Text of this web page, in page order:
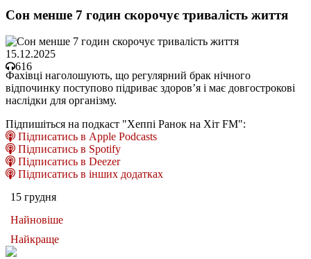
Сон менше 7 годин скорочує тривалість життя
15.12.2025
616
Фахівці наголошують, що регулярний брак нічного
відпочинку поступово підриває здоров’я і має довгострокові
наслідки для організму.
Підпишіться на подкаст "Хеппі Ранок на Хіт FM":
Підписатись в Apple Podcasts
Підписатись в Spotify
Підписатись в Deezer
Підписатись в інших додатках
15 грудня
Найновіше
Найкраще